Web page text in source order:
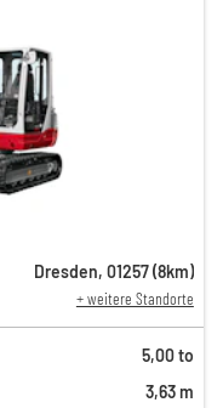
Dresden, 01257(8km)
+ weitere Standorte
5,00 to
3,63 m